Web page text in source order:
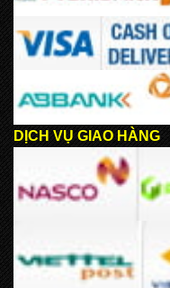
DỊCH VỤ GIAO HÀNG